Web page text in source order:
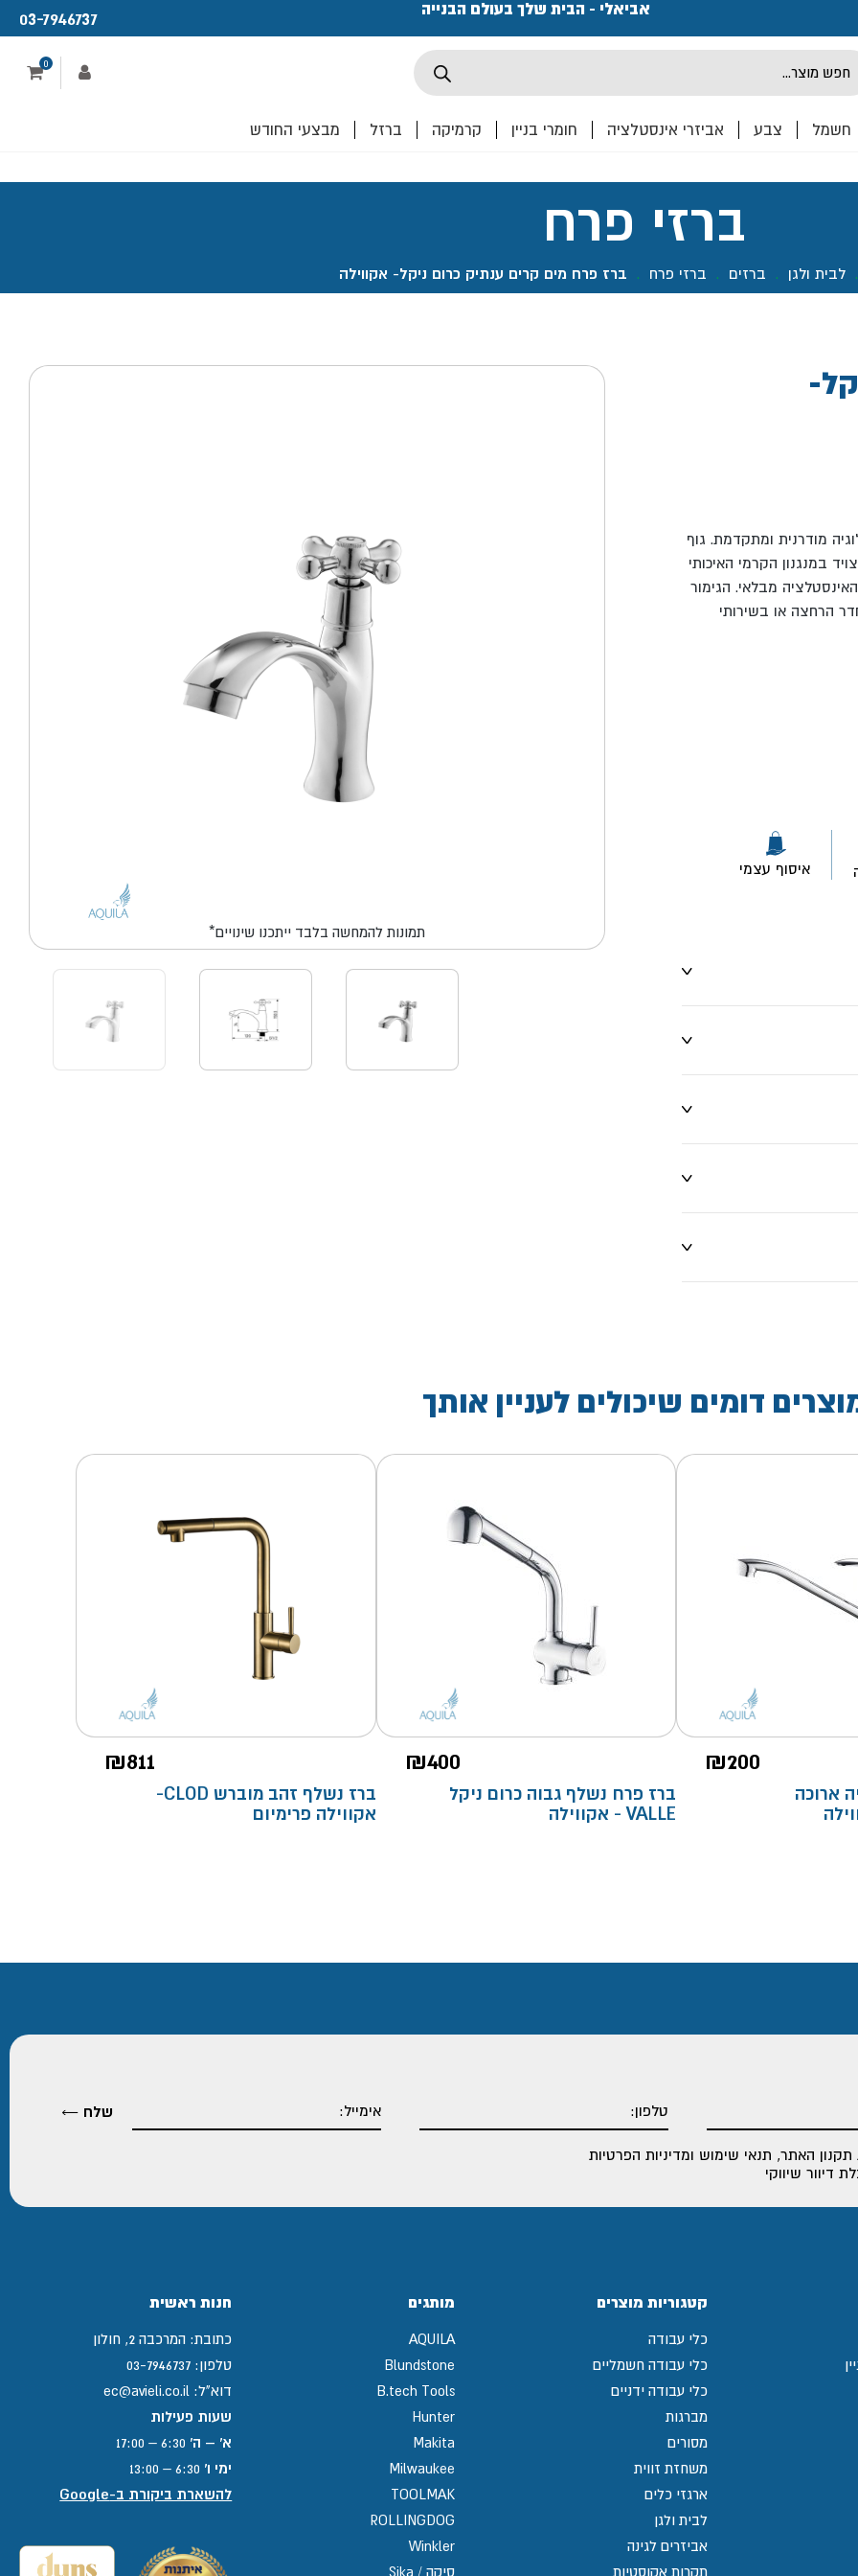
אביאלי - הבית שלך בעולם הבנייה 03-7946737
0
חשמל צבע אביזרי אינסטלציה חומרי בניין קרמיקה ברזל מבצעי החודש
ברזי פרח
לבית ולגן . ברזים . ברזי פרח . ברז פרח מים קרים ענתיק כרום ניקל- אקווילה
מודרנית ומתקדמת. גוף
במנגנון הקרמי האיכותי
מבלאי. הגימור
הרחצה או בשירותי
איסוף עצמי
*תמונות להמחשה בלבד ייתכנו שינויים
דומים שיכולים לעניין אותך
₪200
ארוכה
₪400
ברז פרח נשלף גבוה כרום ניקל
VALLE - אקווילה
₪811
ברז נשלף זהב מוברש CLOD-
אקווילה פרימיום
תקנון האתר, תנאי שימוש ומדיניות הפרטיות
דיוור שיווקי
קטגוריות מוצרים
כלי עבודה
כלי עבודה חשמליים
כלי עבודה ידניים
מברגות
מסורים
משחזת זווית
ארגזי כלים
לבית ולגן
אביזרים לגינה
תקרות אקוסטיות
מותגים
AQUILA
Blundstone
B.tech Tools
Hunter
Makita
Milwaukee
TOOLMAK
ROLLINGDOG
Winkler
סיקה / Sika
חנות ראשית
כתובת: המרכבה 2, חולון
טלפון: 03-7946737
דוא"ל: ec@avieli.co.il
שעות פעילות
א' – ה'
ימי ו'
להשארת ביקורת ב-Google